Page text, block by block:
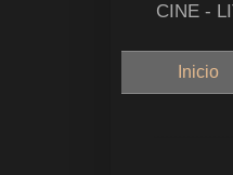
CINE -
Inicio